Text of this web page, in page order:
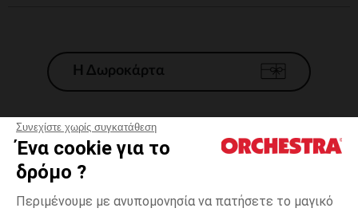
Συνεχίστε χωρίς συγκατάθεση
Ένα cookie για το
δρόμο ?
Περιμένουμε με ανυπομονησία να πατήσετε το μαγικό
Η Δωροκάρτα
Γενικοί 'Οροι Πώλησης
*Εμπορικες προσφορες